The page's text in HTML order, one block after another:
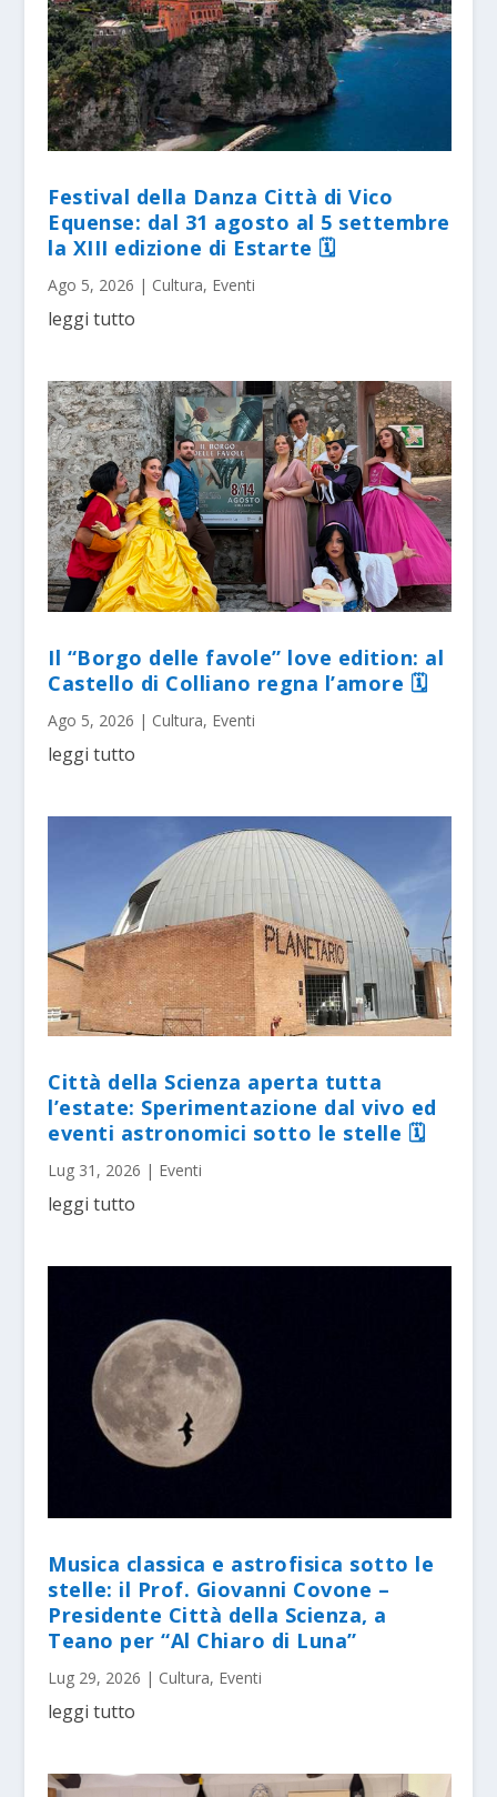
Festival della Danza Città di Vico
Equense: dal 31 agosto al 5 settembre
la XIII edizione di Estarte 🗓
Ago 5, 2026 | Cultura, Eventi
leggi tutto
Il “Borgo delle favole” love edition: al
Castello di Colliano regna l’amore 🗓
Ago 5, 2026 | Cultura, Eventi
leggi tutto
Città della Scienza aperta tutta
l’estate: Sperimentazione dal vivo ed
eventi astronomici sotto le stelle 🗓
Lug 31, 2026 | Eventi
leggi tutto
Musica classica e astrofisica sotto le
stelle: il Prof. Giovanni Covone –
Presidente Città della Scienza, a
Teano per “Al Chiaro di Luna”
Lug 29, 2026 | Cultura, Eventi
leggi tutto